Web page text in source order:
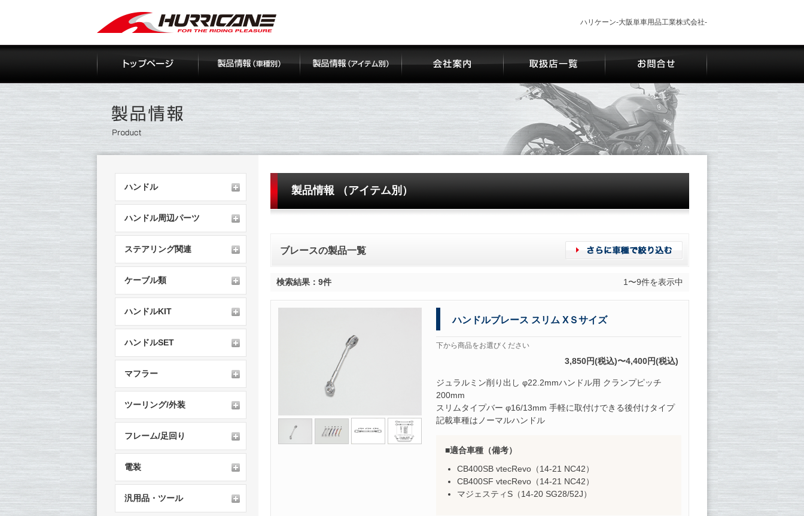
ハリケーン-大阪単車用品工業株式会社-
製品情報 （アイテム別）
ブレースの製品一覧
検索結果：9件 1〜9件を表示中
ハンドルブレース スリム XＳサイズ
下から商品をお選びください
3,850円(税込)〜4,400円(税込)
ジュラルミン削り出し φ22.2mmハンドル用 クランプピッチ
200mm
スリムタイプバー φ16/13mm 手軽に取付けできる後付けタイプ
記載車種はノーマルハンドル
適合車種（備考）
CB400SB vtecRevo（14-21 NC42）
CB400SF vtecRevo（14-21 NC42）
マジェスティS（14-20 SG28/52J）
ハンドル
ハンドル周辺パーツ
ステアリング関連
ケーブル類
ハンドルKIT
ハンドルSET
マフラー
ツーリング/外装
フレーム/足回り
電装
汎用品・ツール